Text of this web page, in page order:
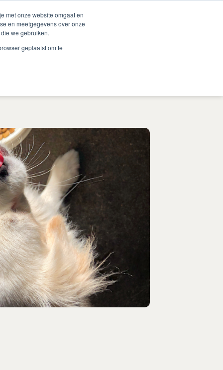
met onze website omgaat en
en meetgegevens over onze
we gebruiken.
geplaatst om te
Duurzaamheid
Verkooppunten